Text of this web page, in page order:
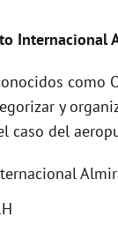
Internacional
como
y
caso del